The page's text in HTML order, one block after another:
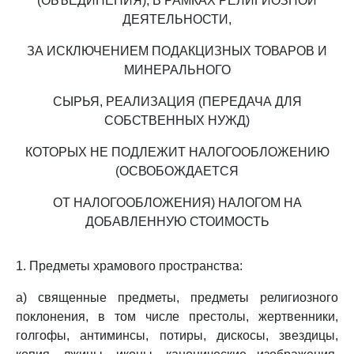
ДЕЯТЕЛЬНОСТИ,
ЗА ИСКЛЮЧЕНИЕМ ПОДАКЦИЗНЫХ ТОВАРОВ И
МИНЕРАЛЬНОГО
СЫРЬЯ, РЕАЛИЗАЦИЯ (ПЕРЕДАЧА ДЛЯ
СОБСТВЕННЫХ НУЖД)
КОТОРЫХ НЕ ПОДЛЕЖИТ НАЛОГООБЛОЖЕНИЮ
(ОСВОБОЖДАЕТСЯ
ОТ НАЛОГООБЛОЖЕНИЯ) НАЛОГОМ НА
ДОБАВЛЕННУЮ СТОИМОСТЬ
1. Предметы храмового пространства:
а) священные предметы, предметы религиозного
поклонения, в том числе престолы, жертвенники,
голгофы, антиминсы, потиры, дискосы, звездицы,